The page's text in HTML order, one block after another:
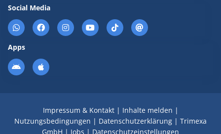
Social Media
Apps
Impressum & Kontakt| Inhalte melden |
Nutzungsbedingungen | Datenschutzerklärung | Trimexa
GmbH | Jobs | Datenschutzeinstellungen